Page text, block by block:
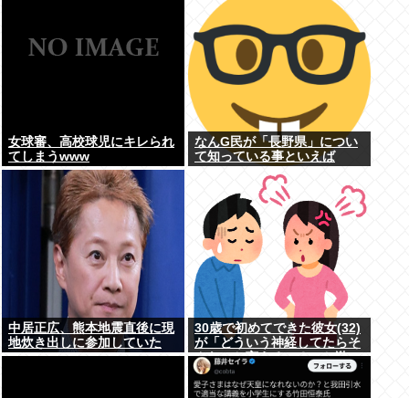
女球審、高校球児にキレられ
てしまうwww
なんG民が「長野県」につい
て知っている事といえば
中居正広、熊本地震直後に現
地炊き出しに参加していた
30歳で初めてできた彼女(32)
が「どういう神経してたらそ
んなこと言えるの？」と激
怒、その理由がｗｗｗ